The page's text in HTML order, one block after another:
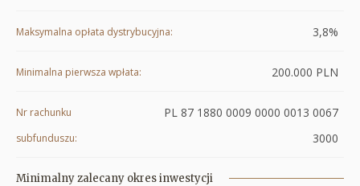
Maksymalna opłata dystrybucyjna 3,8%
Minimalna pierwsza wpłata 200.000 PLN
Nr rachunku
subfunduszu
PL 87 1880 0009 0000 0013 0067
3000
Minimalny zalecany okres inwestycji